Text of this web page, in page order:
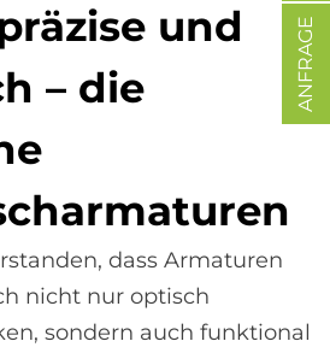
und
– die
dass Armaturen
nicht nur optisch
sondern auch funktional
ANFRAGE